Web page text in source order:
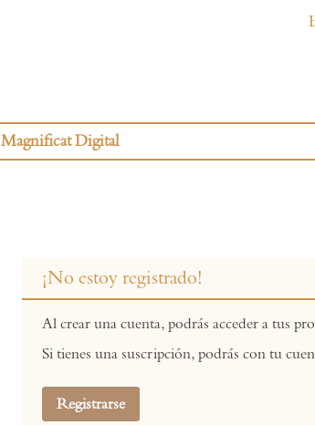
Magnificat Digital
¡No estoy registrado!
Al crear una cuenta, podrás acceder a tus
Si tienes una suscripción, podrás con tu
Registrarse